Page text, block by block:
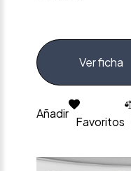
Ver ficha
Añadir
Favoritos